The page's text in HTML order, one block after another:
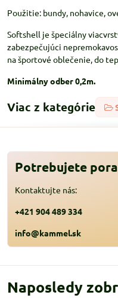
Použitie: bundy, nohavice,
Softshell je špeciálny
zabezpečujúci
na športové oblečenie, do
Minimálny odber 0,2m.
Viac z kategórie
Potrebujete
Kontaktujte nás:
+421 904 489 334
info@kammel.sk
Naposledy